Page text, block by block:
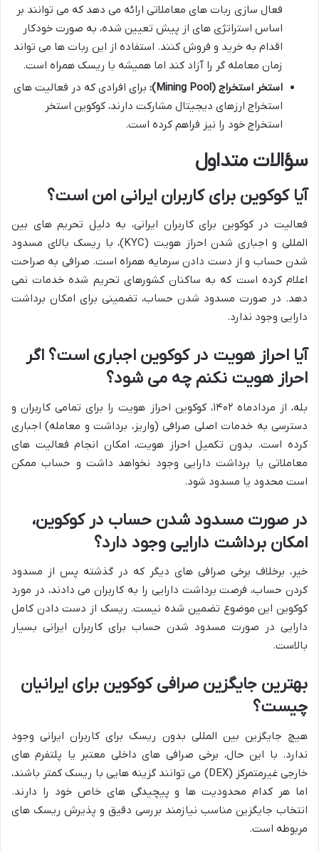
فعال سازی ربات های معاملاتی ارائه می دهد که می توانند بر
اساس استراتژی های از پیش تعیین شده، به صورت خودکار
اقدام به خرید و فروش کنند. استفاده از این ربات ها می تواند
زمان معامله گر را آزاد کند اما همیشه با ریسک همراه است.
استخر استخراج (Mining Pool):
برای افرادی که در فعالیت های
استخراج ارزهای دیجیتال مشارکت دارند، کوکوین استخر
استخراج خود را نیز فراهم کرده است.
سؤالات متداول
آیا کوکوین برای کاربران ایرانی امن است؟
فعالیت در کوکوین برای کاربران ایرانی، به دلیل تحریم های بین
المللی و اجباری شدن احراز هویت (KYC)، با ریسک بالای مسدود
شدن حساب و از دست دادن سرمایه همراه است. صرافی به صراحت
اعلام کرده است که به ساکنان کشورهای تحریم شده خدمات نمی
دهد. در صورت مسدود شدن حساب، تضمینی برای امکان برداشت
دارایی وجود ندارد.
آیا احراز هویت در کوکوین اجباری است؟ اگر
احراز هویت نکنم چه می شود؟
بله، از مردادماه ۱۴۰۲، کوکوین احراز هویت را برای تمامی کاربران و
دسترسی به خدمات اصلی صرافی (واریز، برداشت و معامله) اجباری
کرده است. بدون تکمیل احراز هویت، امکان انجام فعالیت های
معاملاتی یا برداشت دارایی وجود نخواهد داشت و حساب ممکن
است محدود یا مسدود شود.
در صورت مسدود شدن حساب در کوکوین،
امکان برداشت دارایی وجود دارد؟
خیر، برخلاف برخی صرافی های دیگر که در گذشته پس از مسدود
کردن حساب، فرصت برداشت دارایی را به کاربران می دادند، در مورد
کوکوین این موضوع تضمین شده نیست. ریسک از دست دادن کامل
دارایی در صورت مسدود شدن حساب برای کاربران ایرانی بسیار
بالاست.
بهترین جایگزین صرافی کوکوین برای ایرانیان
چیست؟
هیچ جایگزین بین المللی بدون ریسک برای کاربران ایرانی وجود
ندارد. با این حال، برخی صرافی های داخلی معتبر یا پلتفرم های
خارجی غیرمتمرکز (DEX) می توانند گزینه هایی با ریسک کمتر باشند،
اما هر کدام محدودیت ها و پیچیدگی های خاص خود را دارند.
انتخاب جایگزین مناسب نیازمند بررسی دقیق و پذیرش ریسک های
مربوطه است.